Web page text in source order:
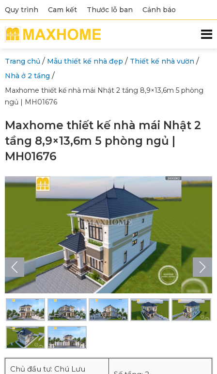
Quy trình Cam kết Thước lỗ ban Cảnh báo
Trang chủ / Mẫu thiết kế nhà đẹp / Thiết kế nhà vườn /
Nhà ở 2 tầng /
Maxhome thiết kế nhà mái Nhật 2 tầng 8,9×13,6m 5 phòng
ngủ | MH01676
Maxhome thiết kế nhà mái Nhật 2
tầng 8,9×13,6m 5 phòng ngủ |
MH01676
Chủ đầu tư: Chú Lưu